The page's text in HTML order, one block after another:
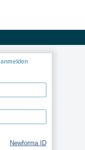
Newforma ID